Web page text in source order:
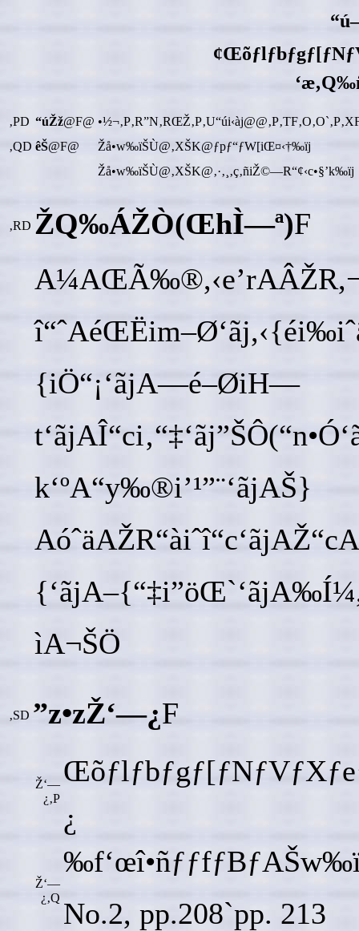
‚PD “úŽž@F@
‚QD êŠ@F@
Žå•w‰ïŠÙ@‚XŠK@ƒpƒ“ƒW[iŒ¤‹†‰ïj
Žå•w‰ïŠÙ@‚XŠK@‚·‚¸‚ç‚ñiŽ©—R“¢‹c•§’k‰ïj
‚RD ŽQ‰ÁŽÒ(ŒhÌ—ª)F
{iÖ“¡‘ãjA—é–ØiH—
k‘ºA“y‰®i’¹”¨‘ãjAŠ}
ìA¬ŠÖ
‚SD ”z•zŽ‘—¿F
Ž‘—
¿‚P
¿
Ž‘—
¿‚Q No.2, pp.208`pp. 213